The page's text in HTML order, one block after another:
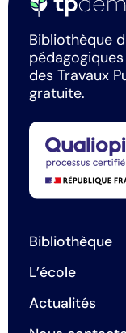
Bibliothèque
des Travaux
gratuite.
Bibliothèque
L’école
Actualités